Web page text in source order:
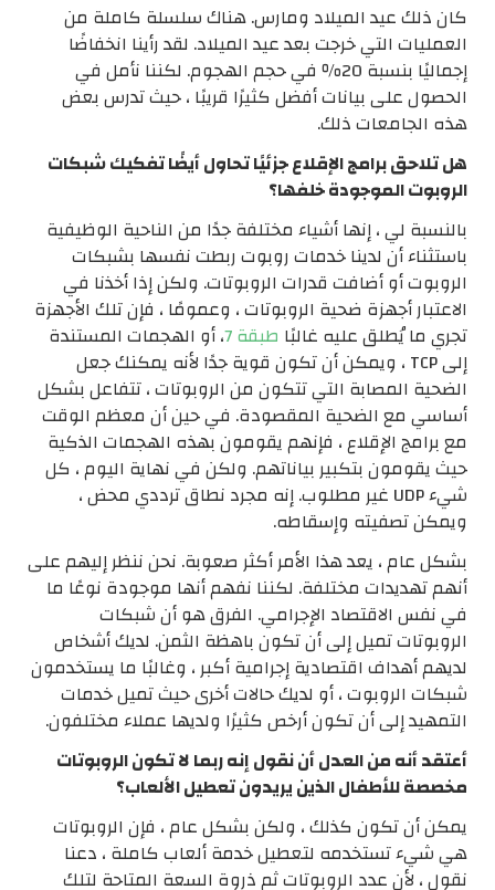
كان ذلك عيد الميلاد ومارس. هناك سلسلة كاملة من
العمليات التي خرجت بعد عيد الميلاد. لقد رأينا انخفاضًا
إجماليًا بنسبة 20٪ في حجم الهجوم. لكننا نأمل في
الحصول على بيانات أفضل كثيرًا قريبًا ، حيث تدرس بعض
هذه الجامعات ذلك.
هل تلاحق برامج الإقلاع جزئيًا تحاول أيضًا تفكيك شبكات
الروبوت الموجودة خلفها؟
بالنسبة لي ، إنها أشياء مختلفة جدًا من الناحية الوظيفية
باستثناء أن لدينا خدمات روبوت ربطت نفسها بشبكات
الروبوت أو أضافت قدرات الروبوتات. ولكن إذا أخذنا في
الاعتبار أجهزة ضحية الروبوتات ، وعمومًا ، فإن تلك الأجهزة
تجري ما يُطلق عليه غالبًا طبقة 7 ، أو الهجمات المستندة
إلى TCP ، ويمكن أن تكون قوية جدًا لأنه يمكنك جعل
الضحية المصابة التي تتكون من الروبوتات ، تتفاعل بشكل
أساسي مع الضحية المقصودة. في حين أن معظم الوقت
مع برامج الإقلاع ، فإنهم يقومون بهذه الهجمات الذكية
حيث يقومون بتكبير بياناتهم. ولكن في نهاية اليوم ، كل
شيء UDP غير مطلوب. إنه مجرد نطاق ترددي محض ،
ويمكن تصفيته وإسقاطه.
بشكل عام ، يعد هذا الأمر أكثر صعوبة. نحن ننظر إليهم على
أنهم تهديدات مختلفة. لكننا نفهم أنها موجودة نوعًا ما
في نفس الاقتصاد الإجرامي. الفرق هو أن شبكات
الروبوتات تميل إلى أن تكون باهظة الثمن. لديك أشخاص
لديهم أهداف اقتصادية إجرامية أكبر ، وغالبًا ما يستخدمون
شبكات الروبوت ، أو لديك حالات أخرى حيث تميل خدمات
التمهيد إلى أن تكون أرخص كثيرًا ولديها عملاء مختلفون.
أعتقد أنه من العدل أن نقول إنه ربما لا تكون الروبوتات
مخصصة للأطفال الذين يريدون تعطيل الألعاب؟
يمكن أن تكون كذلك ، ولكن بشكل عام ، فإن الروبوتات
هي شيء تستخدمه لتعطيل خدمة ألعاب كاملة ، دعنا
نقول ، لأن عدد الروبوتات ثم ذروة السعة المتاحة لتلك